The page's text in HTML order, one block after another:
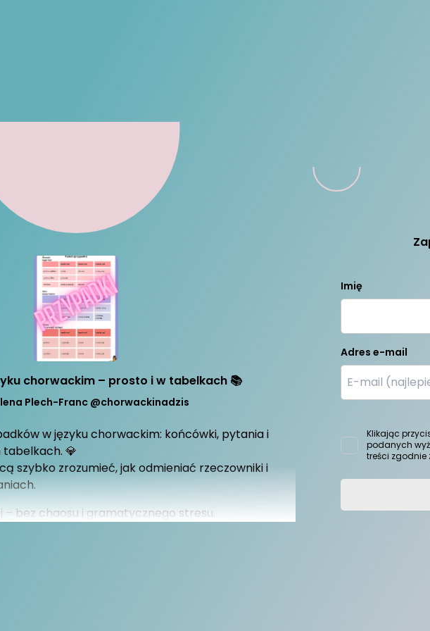
chorwackim – prosto i w tabelkach 📚
Plech-Franc @chorwackinadzis
w języku chorwackim: końcówki, pytania i
💎
szybko zrozumieć, jak odmieniać rzeczowniki i
– bez chaosu i gramatycznego stresu.
Imię
Adres e-mail
Klikając
podanych
treści